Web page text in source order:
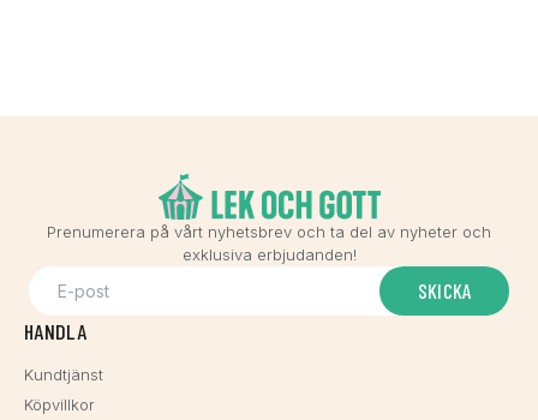
Prenumerera på vårt nyhetsbrev och ta del av nyheter och
exklusiva erbjudanden!
SKICKA
HANDLA
Kundtjänst
Köpvillkor